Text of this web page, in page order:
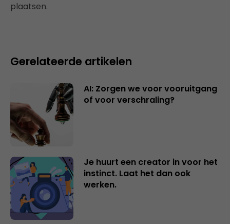
plaatsen.
Gerelateerde artikelen
AI: Zorgen we voor vooruitgang
of voor verschraling?
Je huurt een creator in voor het
instinct. Laat het dan ook
werken.